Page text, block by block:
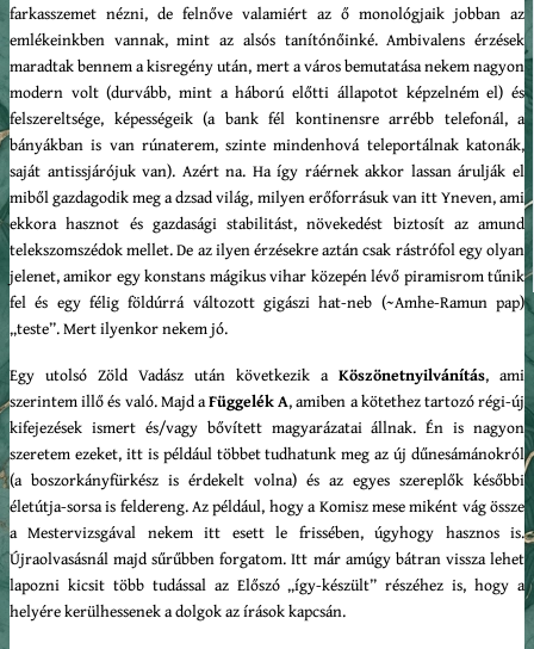
farkasszemet nézni, de felnőve valamiért az ő monológjaik jobban az
emlékeinkben vannak, mint az alsós tanítónőinké. Ambivalens érzések
maradtak bennem a kisregény után, mert a város bemutatása nekem nagyon
modern volt (durvább, mint a háború előtti állapotot képzelném el) és
felszereltsége, képességeik (a bank fél kontinensre arrébb telefonál, a
bányákban is van rúnaterem, szinte mindenhová teleportálnak katonák,
saját antissjárójuk van). Azért na. Ha így ráérnek akkor lassan árulják el
miből gazdagodik meg a dzsad világ, milyen erőforrásuk van itt Yneven, ami
ekkora hasznot és gazdasági stabilitást, növekedést biztosít az amund
telekszomszédok mellet. De az ilyen érzésekre aztán csak rástrófol egy olyan
jelenet, amikor egy konstans mágikus vihar közepén lévő piramisrom tűnik
fel és egy félig földúrrá változott gigászi hat-neb (~Amhe-Ramun pap)
„teste”. Mert ilyenkor nekem jó.
Egy utolsó Zöld Vadász után következik a Köszönetnyilvánítás, ami
szerintem illő és való. Majd aFüggelék A, amiben a kötethez tartozó régi-új
kifejezések ismert és/vagy bővített magyarázatai állnak. Én is nagyon
szeretem ezeket, itt is például többet tudhatunk meg az új dűnesámánokról
(a boszorkányfürkész is érdekelt volna) és az egyes szereplők későbbi
életútja-sorsa is feldereng. Az például, hogy a Komisz mese miként vág össze
a Mestervizsgával nekem itt esett le frissében, úgyhogy hasznos is.
Újraolvasásnál majd sűrűbben forgatom. Itt már amúgy bátran vissza lehet
lapozni kicsit több tudással az Előszó „így-készült” részéhez is, hogy a
helyére kerülhessenek a dolgok az írások kapcsán.